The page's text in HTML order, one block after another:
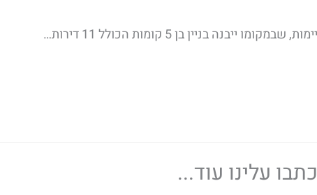
כתבו עלינו עוד...